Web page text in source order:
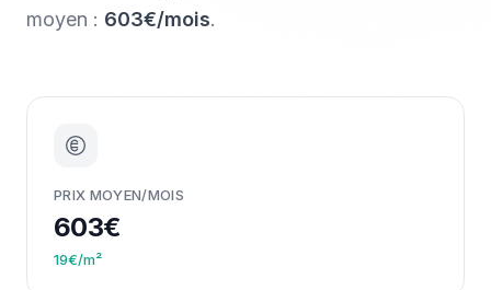
moyen : 603€/mois.
PRIX MOYEN/MOIS
603€
19€/m²